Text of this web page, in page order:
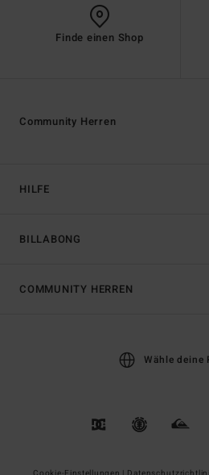
Finde einen Shop
HILFE
BILLABONG
Community Herren
COMMUNITY HERREN
Wähle deine